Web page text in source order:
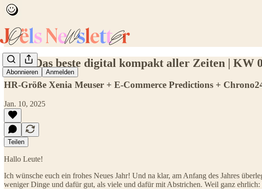
Abonnieren Anmelden
2025: Das beste digital kompakt aller Zeiten | KW
HR-Größe Xenia Meuser + E-Commerce Predictions +
Jan. 10, 2025
Teilen
Hallo Leute!
Ich wünsche euch ein frohes Neues Jahr! Und na klar, am Anfang des Jahres
weniger Dinge und dafür gut, als viele und dafür mit Abstrichen. Weil ganz